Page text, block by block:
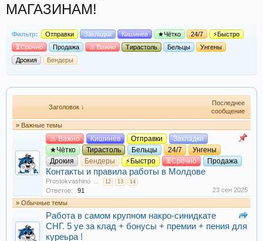
МАГАЗИНАМ!
Фильтр: Отправки Закладки Кишинёв ★Чётко 24/7
⚡Быстро
⏳Срочно
Продажа ⚠️ Важно Тирастоль Бельцы
Унгены
Дрокия
Бендеры
Заголовок ↓
Последнее
сообщение
» Важные темы
⚠️ Важно Кишинёв Отправки
Закладки
★Чётко
Тирастоль Бельцы 24/7
Унгены
Дрокия
Бендеры ⚡Быстро ⏳Срочно Продажа
Контакты и правила работы в Молдове
Prostokvashino ... 12 13 14
Ответов: 91
23 сен 2025
» Обычные темы
Работа в самом крупном накро-синидкате
СНГ. 5 уе за клад + бонусы + премии + пения для
куреьра !